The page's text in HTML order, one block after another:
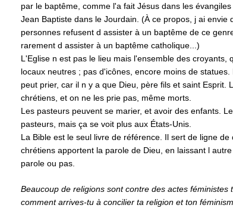
par le baptême, comme l'a fait Jésus dans les
Jean Baptiste dans le Jourdain. (À ce propos, j ai envie
personnes refusent d assister à un baptême de ce
rarement d assister à un baptême catholique...)
L'Eglise n est pas le lieu mais l'ensemble des croyants,
locaux neutres ; pas d'icônes, encore moins de
peut prier, car il n y a que Dieu, père fils et saint Esprit.
chrétiens, et on ne les prie pas, même morts.
Les pasteurs peuvent se marier, et avoir des enfants.
pasteurs, mais ça se voit plus aux États-Unis.
La Bible est le seul livre de référence. Il sert de ligne
chrétiens apportent la parole de Dieu, en laissant l
parole ou pas.
Beaucoup de religions sont contre des actes féministes
comment arrives-tu à concilier ta religion et ton